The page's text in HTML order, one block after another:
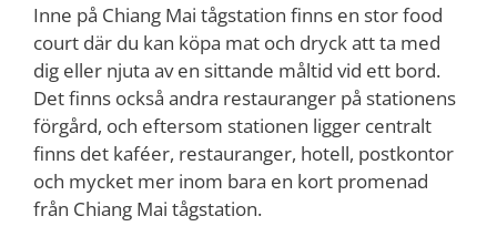
Inne på Chiang Mai tågstation finns en stor food
court där du kan köpa mat och dryck att ta med
dig eller njuta av en sittande måltid vid ett bord.
Det finns också andra restauranger på stationens
förgård, och eftersom stationen ligger centralt
finns det kaféer, restauranger, hotell, postkontor
och mycket mer inom bara en kort promenad
från Chiang Mai tågstation.